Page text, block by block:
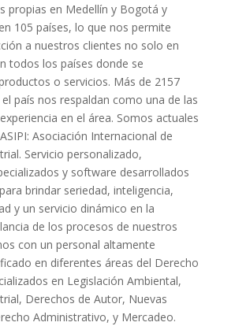
propias en Medellín y Bogotá y
105 países, lo que nos permite
a nuestros clientes no solo en
todos los países donde se
o servicios. Más de 2157
país nos respaldan como una de las
en el área. Somos actuales
Asociación Internacional de
Servicio personalizado,
y software desarrollados
brindar seriedad, inteligencia,
y un servicio dinámico en la
de los procesos de nuestros
con un personal altamente
en diferentes áreas del Derecho
en Legislación Ambiental,
Derechos de Autor, Nuevas
Administrativo, y Mercadeo.